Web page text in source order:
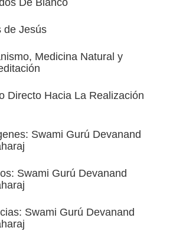
de Jesús
Medicina Natural y
Directo Hacia La Realización
Swami Gurú Devanand
Swami Gurú Devanand
Swami Gurú Devanand